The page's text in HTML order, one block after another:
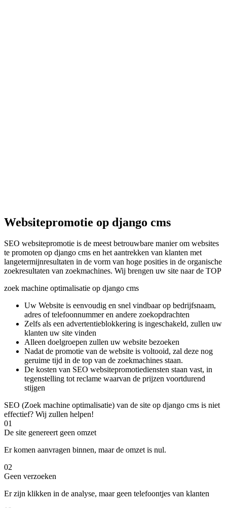
Websitepromotie op django cms
SEO websitepromotie is de meest betrouwbare manier om websites
te promoten op django cms en het aantrekken van klanten met
langetermijnresultaten in de vorm van hoge posities in de organische
zoekresultaten van zoekmachines. Wij brengen uw site naar de TOP
zoek machine optimalisatie op django cms
Uw Website is eenvoudig en snel vindbaar op bedrijfsnaam,
adres of telefoonnummer en andere zoekopdrachten
Zelfs als een advertentieblokkering is ingeschakeld, zullen uw
klanten uw site vinden
Alleen doelgroepen zullen uw website bezoeken
Nadat de promotie van de website is voltooid, zal deze nog
geruime tijd in de top van de zoekmachines staan.
De kosten van SEO websitepromotiediensten staan ​​vast, in
tegenstelling tot reclame waarvan de prijzen voortdurend
stijgen
SEO (Zoek machine optimalisatie) van de site op django cms is niet
effectief? Wij zullen helpen!
01
De site genereert geen omzet
Er komen aanvragen binnen, maar de omzet is nul.
02
Geen verzoeken
Er zijn klikken in de analyse, maar geen telefoontjes van klanten